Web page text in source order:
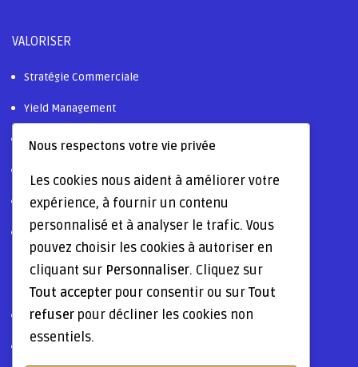
VALORISER
Stratégie Commerciale
Yield Management
Ressources Humaines
Certifications & Labels
Tourisme Durable
OPTIMISER
Formations & Training
Nous respectons votre vie privée
Les cookies nous aident à améliorer votre
expérience, à fournir un contenu
personnalisé et à analyser le trafic. Vous
pouvez choisir les cookies à autoriser en
cliquant sur Personnaliser. Cliquez sur
Tout accepter pour consentir ou sur Tout
refuser pour décliner les cookies non
essentiels.